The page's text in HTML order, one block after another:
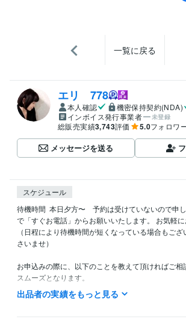
一覧に戻る
エリ 778
本人確認
機密保持契約(NDA)
インボイス発行事業者
未登録
総販売実績3,743評価 5.0フォロワ
メッセージを送る
スケジュール
待機時間  本日夕方〜　予約は受けていないので申
で「すぐお電話」からお願いいたします。 お気軽
（日程により待機時間が短くなっている場合もご
さいませ）
お申込みの際に、以下のことを教えて頂ければご相
スムーズとなります。
（お電話後でもOKです）
出品者の実績をもっと見る